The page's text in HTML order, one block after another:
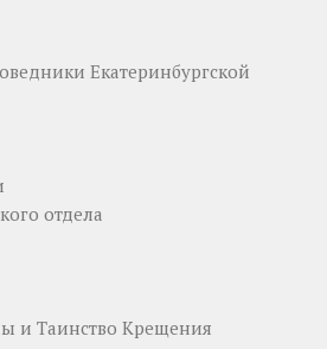
Екатеринбургской
отдела
и Таинство Крещения